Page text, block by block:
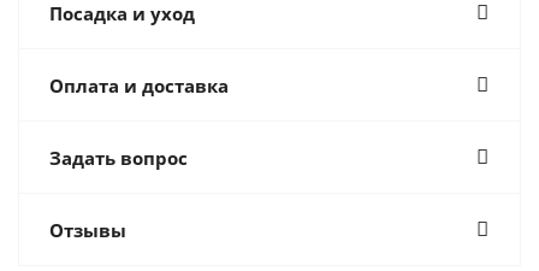
Посадка и уход
Оплата и доставка
Задать вопрос
Отзывы